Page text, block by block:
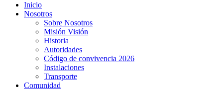
Inicio
Nosotros
Sobre Nosotros
Misión Visión
Historia
Autoridades
Código de convivencia 2026
Instalaciones
Transporte
Comunidad